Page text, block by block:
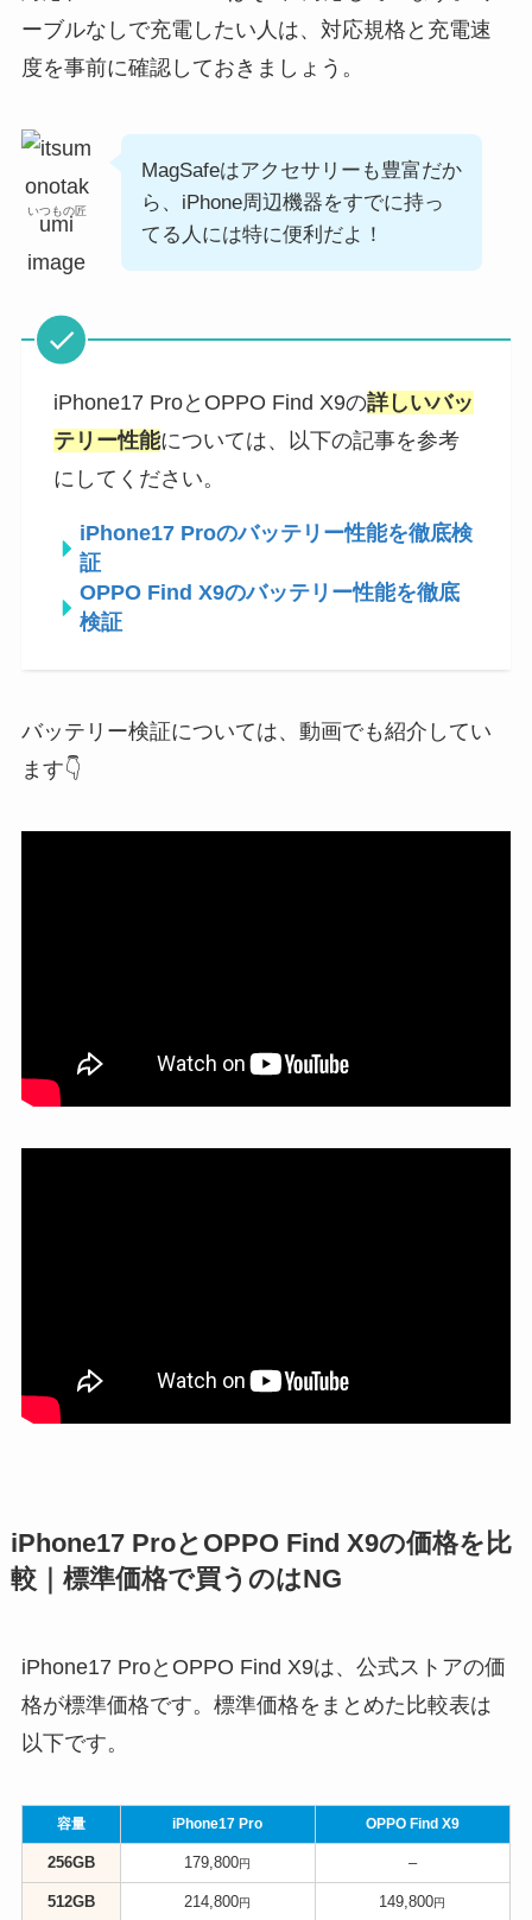
ーブルなしで充電したい人は、対応規格と充電速
度を事前に確認しておきましょう。
いつもの匠
MagSafeはアクセサリーも豊富だか
ら、iPhone周辺機器をすでに持っ
てる人には特に便利だよ！
iPhone17 ProとOPPO Find X9の詳しいバッ
テリー性能については、以下の記事を参考
にしてください。
iPhone17 Proのバッテリー性能を徹底検
証
OPPO Find X9のバッテリー性能を徹底
検証
バッテリー検証については、動画でも紹介してい
ます👇️
iPhone17 ProとOPPO Find X9の価格を比
較｜標準価格で買うのはNG
iPhone17 ProとOPPO Find X9は、公式ストアの価
格が標準価格です。標準価格をまとめた比較表は
以下です。
容量 iPhone17 Pro OPPO Find X9
256GB 179,800円 –
512GB 214,800円 149,800円